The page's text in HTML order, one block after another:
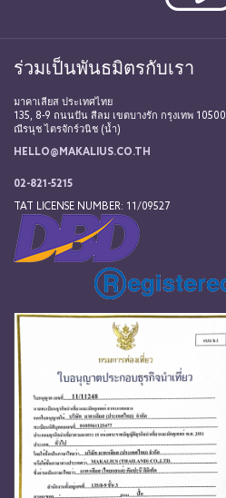
ร่วมเป็นพันธมิตรกับเรา
มาคาเลียส ประเทศไทย
135, 8-9 ถนนปัน สีลม เขตบางรัก กรุงเทพ 10500
ณีรนุช ไตรจักร์วนิช (น้ำ)
HELLO@MAKALIUS.CO.TH
02-821-5215
TAT LICENSE NUMBER: 11/09527